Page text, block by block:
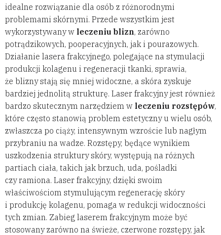
idealne rozwiązanie dla osób z różnorodnymi
problemami skórnymi. Przede wszystkim jest
wykorzystywany w leczeniu blizn, zarówno
potrądzikowych, pooperacyjnych, jak i pourazowych.
Działanie lasera frakcyjnego, polegające na stymulacji
produkcji kolagenu i regeneracji tkanki, sprawia,
że blizny stają się mniej widoczne, a skóra zyskuje
bardziej jednolitą strukturę. Laser frakcyjny jest również
bardzo skutecznym narzędziem w leczeniu rozstępów,
które często stanowią problem estetyczny u wielu osób,
zwłaszcza po ciąży, intensywnym wzroście lub nagłym
przybraniu na wadze. Rozstępy, będące wynikiem
uszkodzenia struktury skóry, występują na różnych
partiach ciała, takich jak brzuch, uda, pośladki
czy ramiona. Laser frakcyjny, dzięki swoim
właściwościom stymulującym regenerację skóry
i produkcję kolagenu, pomaga w redukcji widoczności
tych zmian. Zabieg laserem frakcyjnym może być
stosowany zarówno na świeże, czerwone rozstępy, jak